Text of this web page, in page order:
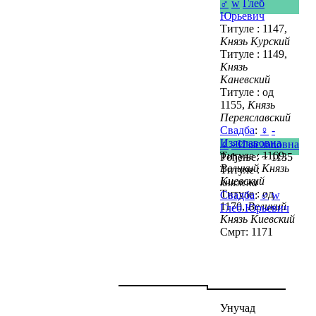
♂ w Глеб
Юрьевич
Титуле : 1147,
Князь Курский
Титуле : 1149,
Князь
Каневский
Титуле : од
1155, Князь
Переяславский
Свадба: ♀ -
Изяславовна
Титуле : 1169,
Великий Князь
Киевский
Титуле : од
1170,Великий
Князь Киевский
Смрт: 1171
♀ - Изяславовна
Рођење: ~ 1135
Титуле :
княжна
Свадба: ♂ w
Глеб Юрьевич
Унучад